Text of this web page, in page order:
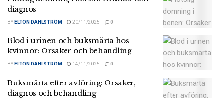
diagnos
BY ELTON DAHLSTRÖM 20/11/2025 0
Blod i urinen och buksmärta hos
kvinnor: Orsaker och behandling
BY ELTON DAHLSTRÖM 14/11/2025 0
Buksmärta efter avföring: Orsaker,
diagnos och behandling